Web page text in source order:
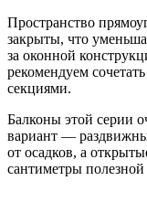
Пространство
закрыты, что
за оконной
рекомендуем
секциями.
Балконы этой серии
вариант —
от осадков, а
сантиметры